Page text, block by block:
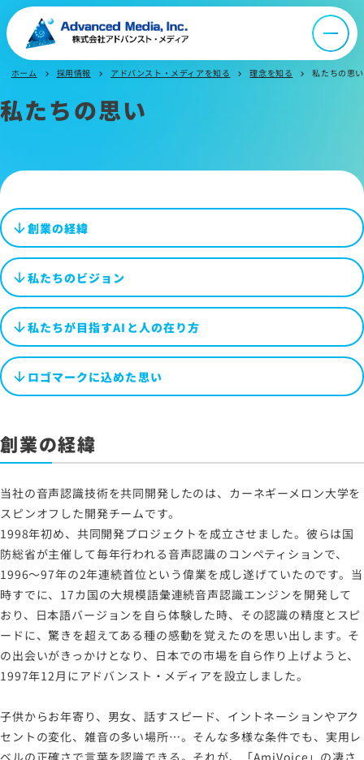
IR情報
サイトのご利用について
ソーシャルメディアポリシー
プライバシーポリシー
情報セキュリティポリシー
労働者派遣事業に関わる情報
メールマガジン
ホーム chevron_right 採用情報 chevron_right アドバンスト・メディアを知る chevron_right 理念を知る chevron_right 私たちの思い
私たちの思い
創業の経緯
私たちのビジョン
私たちが目指すAIと人の在り方
ロゴマークに込めた思い
創業の経緯
当社の音声認識技術を共同開発したのは、カーネギーメロン大学を
スピンオフした開発チームです。
1998年初め、共同開発プロジェクトを成立させました。彼らは国
防総省が主催して毎年行われる音声認識のコンペティションで、
1996〜97年の2年連続首位という偉業を成し遂げていたのです。当
時すでに、17カ国の大規模語彙連続音声認識エンジンを開発して
おり、日本語バージョンを自ら体験した時、その認識の精度とスピ
ードに、驚きを超えてある種の感動を覚えたのを思い出します。そ
の出会いがきっかけとなり、日本での市場を自ら作り上げようと、
1997年12月にアドバンスト・メディアを設立しました。
子供からお年寄り、男女、話すスピード、イントネーションやアク
セントの変化、雑音の多い場所…。そんな多様な条件でも、実用レ
ベルの正確さで言葉を認識できる。それが、「AmiVoice」の凄さ